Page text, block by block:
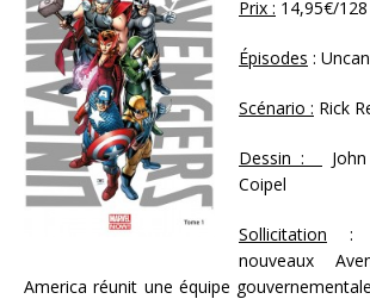
Prix : 14,95€/
Épisodes :
Scénario : Rick
Dessin :
Coipel
Sollicitation :
nouveaux
America réunit une équipe